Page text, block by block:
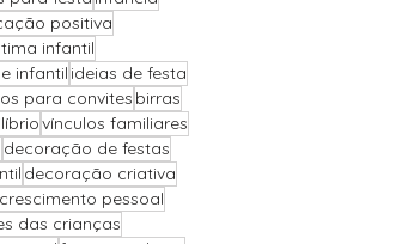
positiva
infantil
infantil ideias de festa
para convites birras
vínculos familiares
decoração de festas
decoração criativa
crescimento pessoal
das crianças